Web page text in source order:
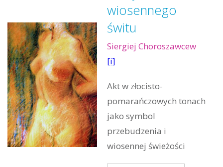
wiosennego
świtu
Siergiej Choroszawcew
[i]
Akt w złocisto-
pomarańczowych tonach
jako symbol
przebudzenia i
wiosennej świeżości